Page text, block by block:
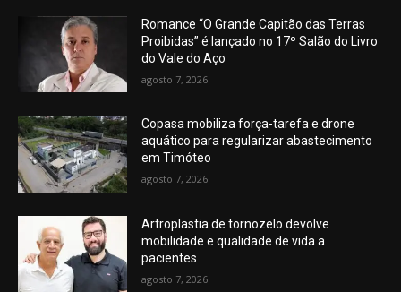
Romance “O Grande Capitão das Terras
Proibidas” é lançado no 17º Salão do Livro
do Vale do Aço
agosto 7, 2026
Copasa mobiliza força-tarefa e drone
aquático para regularizar abastecimento
em Timóteo
agosto 7, 2026
Artroplastia de tornozelo devolve
mobilidade e qualidade de vida a
pacientes
agosto 7, 2026